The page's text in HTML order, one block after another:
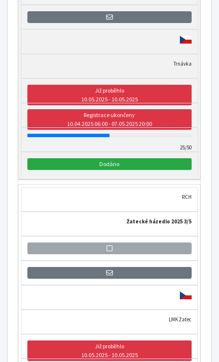
Přihlášení se k informaci o otevření
Trnávka
Již proběhlo
10.05.2025 - 10.05.2025
Registrace ukončeny
10.04.2025 06:00 - 07.05.2025 20:00
25/50
Dodáno
RCH
Žatecké házedlo 2025 3/5
Přihlášení se k informaci o otevření
LMK Žatec
Již proběhlo
10.05.2025 - 10.05.2025